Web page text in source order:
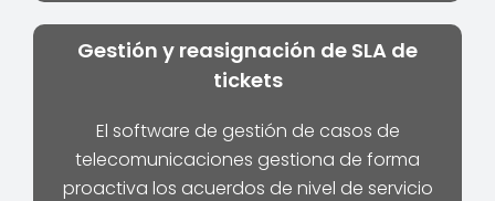
Gestión y reasignación de SLA de
tickets
El software de gestión de casos de
telecomunicaciones gestiona de forma
proactiva los acuerdos de nivel de servicio